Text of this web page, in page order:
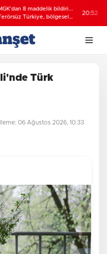
8 maddelik bildiri...
Türkiye, bölgesel
20:52
Türk
06 Ağustos 2026, 10:33